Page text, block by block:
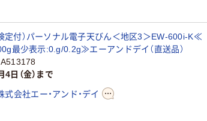
定付）パーソナル電子天びん＜地区3＞EW-600i-K≪
最少表示:0.g/0.2g≫エーアンドデイ（直送品）
A513178
4日（金）まで
式会社エー・アンド・デイ